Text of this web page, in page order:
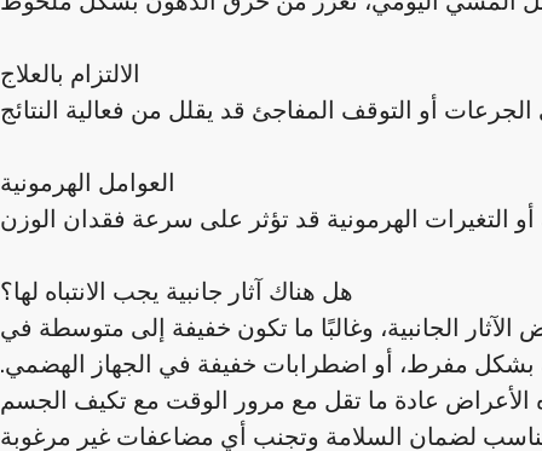
الالتزام بالعلاج
العوامل الهرمونية
هل هناك آثار جانبية يجب الانتباه لها؟
الجانبية، وغالبًا ما تكون خفيفة إلى متوسطة في
بشكل مفرط، أو اضطرابات خفيفة في الجهاز الهضمي.